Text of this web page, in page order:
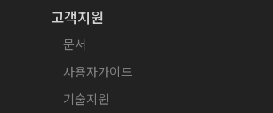
고객지원
문서
사용자가이드
기술지원